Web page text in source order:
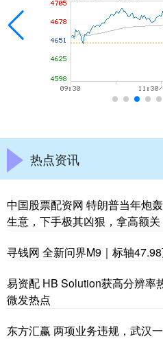
热点资讯
中国股票配资网 特朗普当年炮
生意，下手极其凶狠，拿高额关
寻钱网 全新问界M9｜标轴
易资配 HB Solution获高分辨率
微发热点
东方汇赢 两项业务违规，武汉